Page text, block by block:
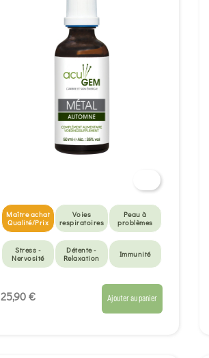
Maître achat
Qualité/Prix
Voies
respiratoires
Peau à
problèmes
Stress -
Nervosité
Détente -
Relaxation
Immunité
25,90 € Ajouter au panier